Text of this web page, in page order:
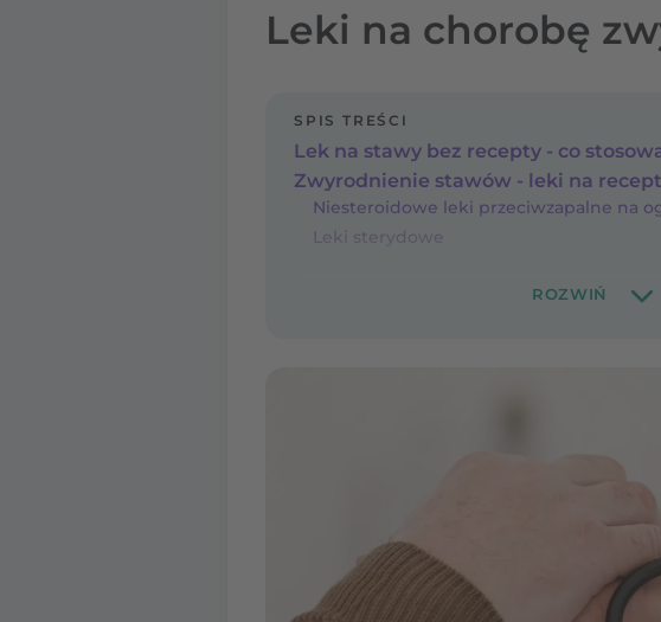
Leki na chorobę
SPIS TREŚCI
Lek na stawy bez recepty - co
Zwyrodnienie stawów - leki na
Leki sterydowe